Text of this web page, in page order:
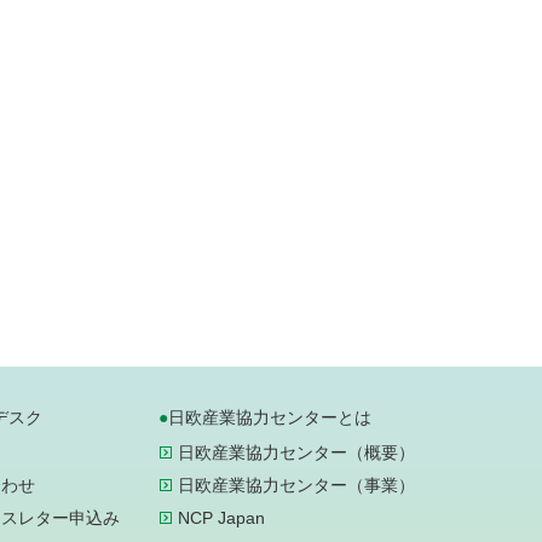
スク
せ
レター申込み
日欧産業協力センターとは
日欧産業協力センター（概要）
日欧産業協力センター（事業）
NCP Japan